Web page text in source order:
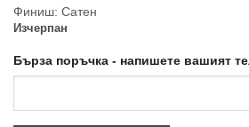
Финиш: Сатен
Изчерпан
Бърза поръчка - напишете вашият